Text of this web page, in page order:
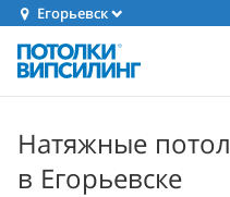
Егорьевск
Натяжные
в Егорьевске